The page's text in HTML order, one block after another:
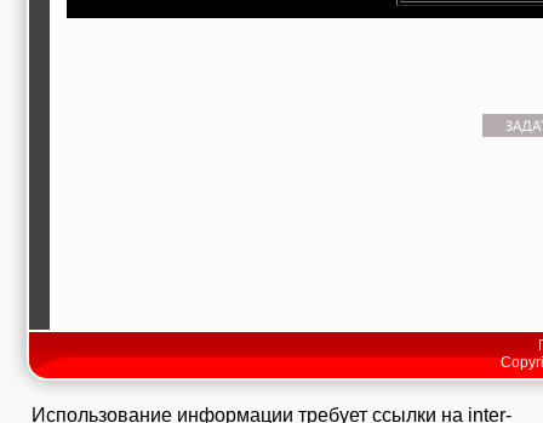
Использование информации требует ссылки на inter-